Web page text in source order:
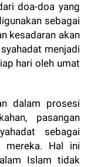
doa-doa yang
sebagai
kesadaran akan
menjadi
hari oleh umat
dalam prosesi
pasangan
sebagai
mereka. Hal ini
Islam tidak